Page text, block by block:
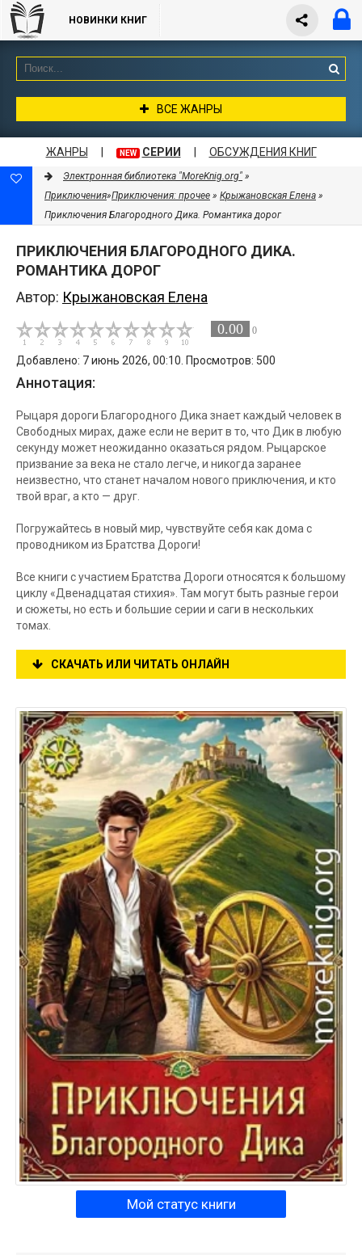
НОВИНКИ КНИГ
ВСЕ ЖАНРЫ
ЖАНРЫ NEW СЕРИИ ОБСУЖДЕНИЯ КНИГ
Электронная библиотека "MoreKnig.org" »
Приключения»Приключения: прочее » Крыжановская Елена »
Приключения Благородного Дика. Романтика дорог
ПРИКЛЮЧЕНИЯ БЛАГОРОДНОГО ДИКА.
РОМАНТИКА ДОРОГ
Автор: Крыжановская Елена
0.00 0
Добавлено: 7 июнь 2026, 00:10. Просмотров: 500
Аннотация:
Рыцаря дороги Благородного Дика знает каждый человек в
Свободных мирах, даже если не верит в то, что Дик в любую
секунду может неожиданно оказаться рядом. Рыцарское
призвание за века не стало легче, и никогда заранее
неизвестно, что станет началом нового приключения, и кто
твой враг, а кто — друг.
Погружайтесь в новый мир, чувствуйте себя как дома с
проводником из Братства Дороги!
Все книги с участием Братства Дороги относятся к большому
циклу «Двенадцатая стихия». Там могут быть разные герои
и сюжеты, но есть и большие серии и саги в нескольких
томах.
СКАЧАТЬ ИЛИ ЧИТАТЬ ОНЛАЙН
Мой статус книги